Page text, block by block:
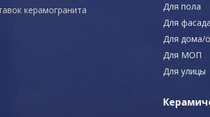
керамогранита
Для пола
Для фасада
Для дома/
Для МОП
Для улицы